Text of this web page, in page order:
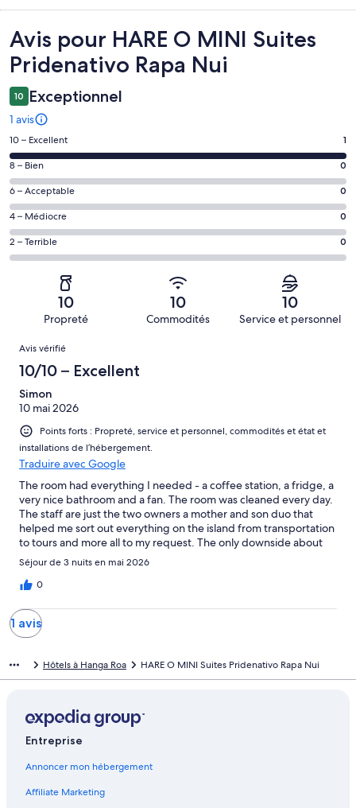
Avis
Avis pour HARE O MINI Suites
Pridenativo Rapa Nui
10 Exceptionnel
1 avis
Note
de 10
–
Excellent,
d’après
1 avis
sur 1.
10 – Excellent 1
Note
de 8
–
Bien,
d’après
0 avis
sur 1.
8 – Bien 0
Note
de 6
–
Acceptable,
d’après
6 – Acceptable 0
Note
de 4
–
4 – Médiocre 0
Note
de 2
sur 1.
2 – Terrible 0
10
Propreté
10
Commodités
10
Service et personnel
Avis
Avis vérifié
10/10 – Excellent
Simon
10 mai 2026
Points forts : Propreté, service et personnel, commodités et état et
installations de l’hébergement.
Traduire avec Google
The room had everything I needed - a coffee station, a fridge, a
very nice bathroom and a fan. The room was cleaned every day.
The staff are just the two owners a mother and son duo that
helped me sort out everything on the island from transportation
to tours and more all to my request. The only downside about
this stay is the distance from the center of town but if you rent a
car as most of the visitors do in the island it's irrelevant.
Séjour de 3 nuits en mai 2026
0
1 avis
Hôtels à Hanga Roa HARE O MINI Suites Pridenativo Rapa Nui
Entreprise
Annoncer mon hébergement
Affiliate Marketing